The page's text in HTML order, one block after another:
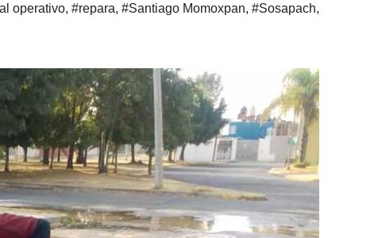
operativo, #repara, #Santiago Momoxpan, #Sosapach,